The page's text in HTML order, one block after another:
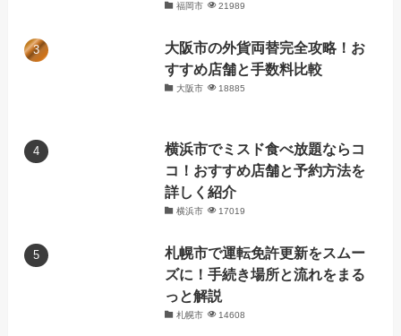
福岡市 21989
大阪市の外貨両替完全攻略！お
すすめ店舗と手数料比較
大阪市 18885
横浜市でミスド食べ放題ならコ
コ！おすすめ店舗と予約方法を
詳しく紹介
横浜市 17019
札幌市で運転免許更新をスムー
ズに！手続き場所と流れをまる
っと解説
札幌市 14608